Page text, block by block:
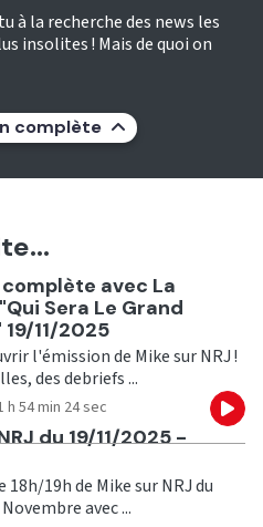
à la recherche des news les
insolites ! Mais de quoi on
complète
avec La
Sera Le Grand
11/2025
l'émission de Mike sur NRJ !
des debriefs ...
h 54 min 24 sec
du 19/11/2025 -
18h/19h de Mike sur NRJ du
avec ...